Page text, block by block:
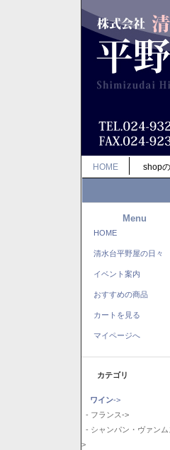
HOME shop
Menu
HOME
清水台平野屋の日々
イベント案内
おすすめの商品
カートを見る
マイページへ
カテゴリ
ワイン->
- フランス->
- シャンパン・ヴァンム
>